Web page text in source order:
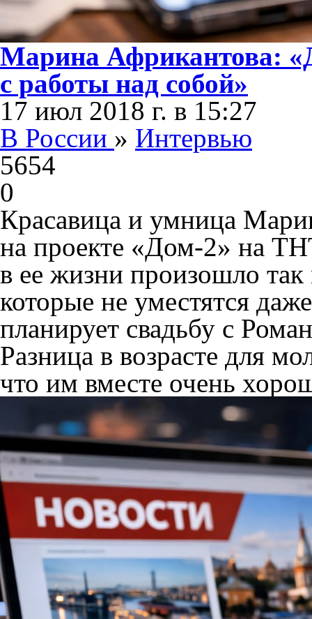
Марина Африкантова:
с работы над собой»
17 июл 2018 г. в 15:27
В России » Интервью
5654
0
Красавица и умница
на проекте «Дом-2» на
в ее жизни произошло
которые не уместятся
планирует свадьбу с
Разница в возрасте для
что им вместе очень